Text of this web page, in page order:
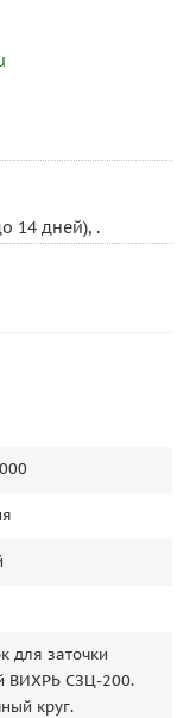
14 дней), .
для заточки
ВИХРЬ СЗЦ-200.
круг.